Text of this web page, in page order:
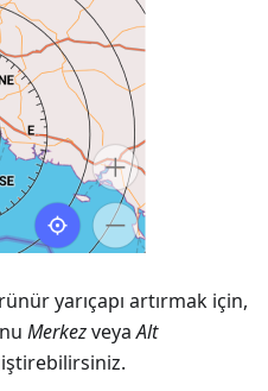
yarıçapı artırmak için,
MerkezveyaAlt